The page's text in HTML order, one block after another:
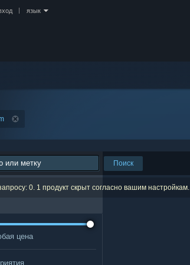
язык
Поиск
0. 1 продукт скрыт согласно вашим настройкам.
цена